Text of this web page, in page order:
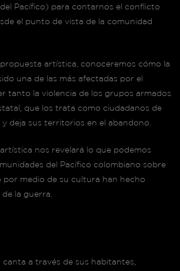
Pacífico) para contarnos el conflicto
el punto de vista de la comunidad
artística, conoceremos cómo la
una de las más afectadas por el
tanto la violencia de los grupos armados
que los trata como ciudadanos de
deja sus territorios en el abandono.
nos revelará lo que podemos
del Pacífico colombiano sobre
por medio de su cultura han hecho
la guerra.
canta a través de sus habitantes,